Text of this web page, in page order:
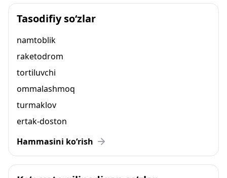
Tasodifiy so‘zlar
namtoblik
raketodrom
tortiluvchi
ommalashmoq
turmaklov
ertak-doston
Hammasini ko‘rish